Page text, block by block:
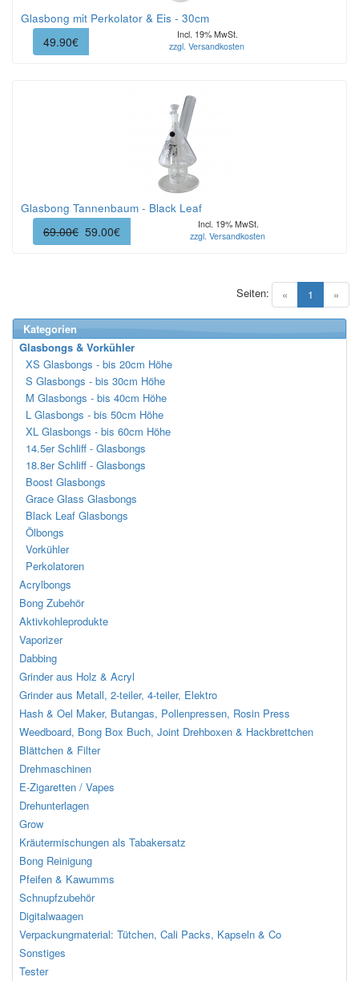
Glasbong mit Perkolator & Eis - 30cm
49.90€
Incl. 19% MwSt.
zzgl. Versandkosten
Glasbong Tannenbaum - Black Leaf
69.00€ 59.00€
Incl. 19% MwSt.
zzgl. Versandkosten
« 1 (current)
»
Seiten:
Kategorien
Glasbongs & Vorkühler
XS Glasbongs - bis 20cm Höhe
S Glasbongs - bis 30cm Höhe
M Glasbongs - bis 40cm Höhe
L Glasbongs - bis 50cm Höhe
XL Glasbongs - bis 60cm Höhe
14.5er Schliff - Glasbongs
18.8er Schliff - Glasbongs
Boost Glasbongs
Grace Glass Glasbongs
Black Leaf Glasbongs
Ölbongs
Vorkühler
Perkolatoren
Acrylbongs
Bong Zubehör
Aktivkohleprodukte
Vaporizer
Dabbing
Grinder aus Holz & Acryl
Grinder aus Metall, 2-teiler, 4-teiler, Elektro
Hash & Oel Maker, Butangas, Pollenpressen, Rosin Press
Weedboard, Bong Box Buch, Joint Drehboxen & Hackbrettchen
Blättchen & Filter
Drehmaschinen
E-Zigaretten / Vapes
Drehunterlagen
Grow
Kräutermischungen als Tabakersatz
Bong Reinigung
Pfeifen & Kawumms
Schnupfzubehör
Digitalwaagen
Verpackungmaterial: Tütchen, Cali Packs, Kapseln & Co
Sonstiges
Tester